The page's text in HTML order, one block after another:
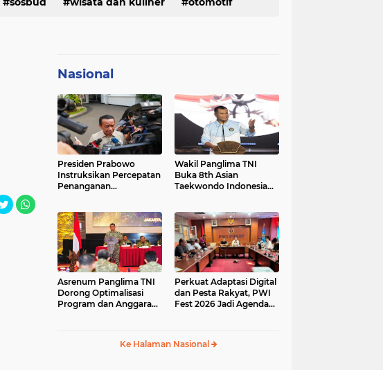
Nasional
Presiden Prabowo
Instruksikan Percepatan
Penanganan
BBM
Wakil Panglima TNI
Buka 8th Asian
Taekwondo Indonesia
Asrenum Panglima TNI
Dorong Optimalisasi
Program dan Anggaran
Perkuat Adaptasi Digital
dan Pesta Rakyat, PWI
Fest 2026 Jadi Agenda
Ke Halaman Nasional